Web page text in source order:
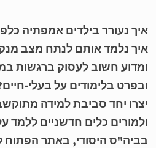
נעורר בילדים אמפתיה כלפי
נלמד אותם לנתח מצב
חשוב לעסוק ברגשות
בלימודים על בעלי-חיים?
יחד סביבת למידה
כלים חדשניים ללמד על
היסודי, באתר הפתוח